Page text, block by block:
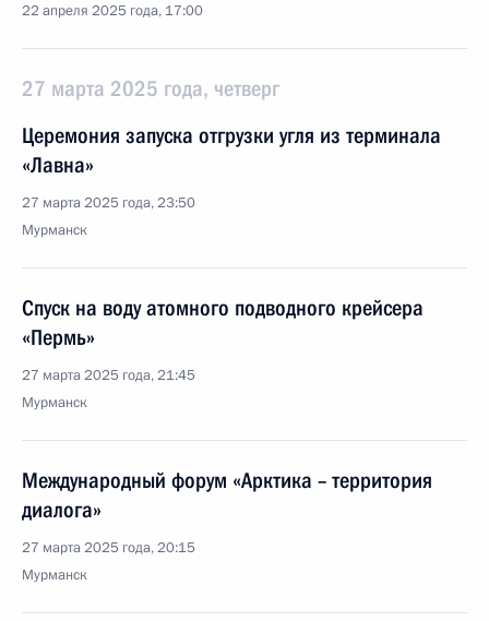
22 апреля 2025 года, 17:00
27 марта 2025 года, четверг
Церемония запуска отгрузки угля из терминала
«Лавна»
27 марта 2025 года, 23:50
Мурманск
Спуск на воду атомного подводного крейсера
«Пермь»
27 марта 2025 года, 21:45
Мурманск
Международный форум «Арктика – территория
диалога»
27 марта 2025 года, 20:15
Мурманск